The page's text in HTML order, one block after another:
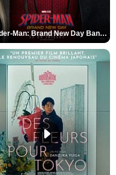
Spider-Man: Brand New Day Bande-annonce VO STFR